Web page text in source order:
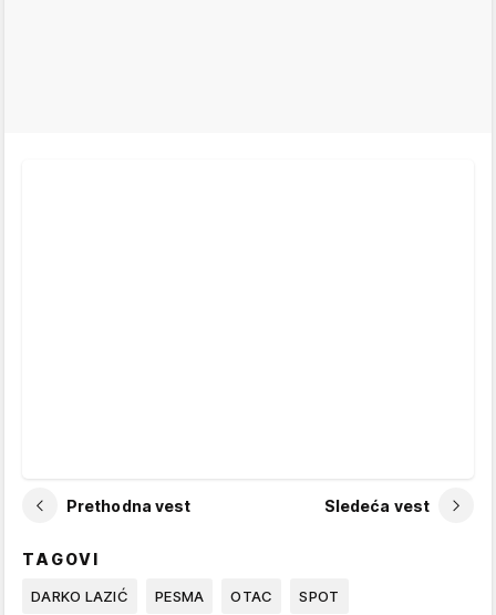
Prethodna vest Sledeća vest
TAGOVI
DARKO LAZIĆ PESMA OTAC SPOT